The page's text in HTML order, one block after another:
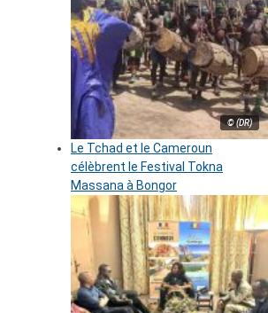
© (DR)
Le Tchad et le Cameroun
célèbrent le Festival Tokna
Massana à Bongor